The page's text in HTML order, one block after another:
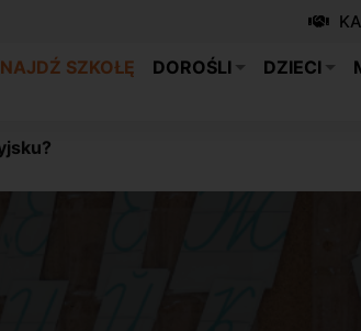
SZKOŁĘ DOROŚLI DZIECI